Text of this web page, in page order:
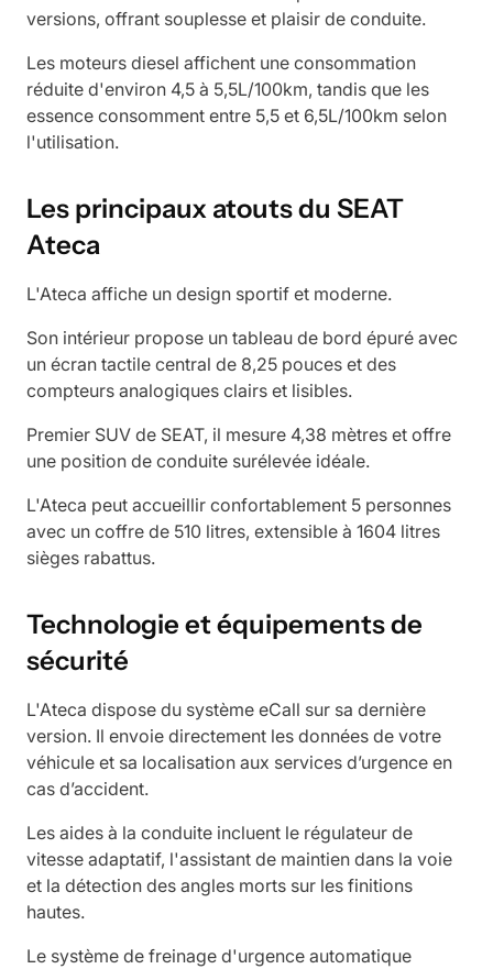
versions, offrant souplesse et plaisir de conduite.
Les moteurs diesel affichent une consommation
réduite d'environ 4,5 à 5,5L/100km, tandis que les
essence consomment entre 5,5 et 6,5L/100km selon
l'utilisation.
Les principaux atouts du SEAT
Ateca
L'Ateca affiche un design sportif et moderne.
Son intérieur propose un tableau de bord épuré avec
un écran tactile central de 8,25 pouces et des
compteurs analogiques clairs et lisibles.
Premier SUV de SEAT, il mesure 4,38 mètres et offre
une position de conduite surélevée idéale.
L'Ateca peut accueillir confortablement 5 personnes
avec un coffre de 510 litres, extensible à 1604 litres
sièges rabattus.
Technologie et équipements de
sécurité
L'Ateca dispose du système eCall sur sa dernière
version. Il envoie directement les données de votre
véhicule et sa localisation aux services d’urgence en
cas d’accident.
Les aides à la conduite incluent le régulateur de
vitesse adaptatif, l'assistant de maintien dans la voie
et la détection des angles morts sur les finitions
hautes.
Le système de freinage d'urgence automatique